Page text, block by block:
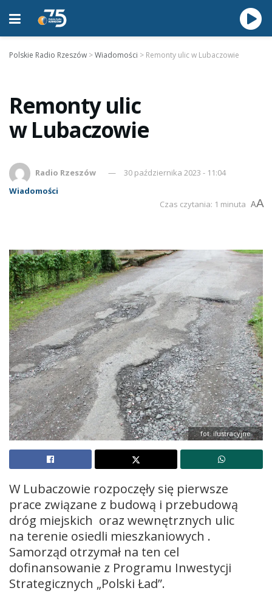
Polskie Radio Rzeszów >Wiadomości > Remonty ulic w Lubaczowie
Remonty ulic
w Lubaczowie
Radio Rzeszów
30 października 2023 - 11:04
Wiadomości
Czas czytania: 1 minuta AA
fot. ilustracyjne
W Lubaczowie rozpoczęły się pierwsze
prace związane z budową i przebudową
dróg miejskich oraz wewnętrznych ulic
na terenie osiedli mieszkaniowych .
Samorząd otrzymał na ten cel
dofinansowanie z Programu Inwestycji
Strategicznych „Polski Ład”.